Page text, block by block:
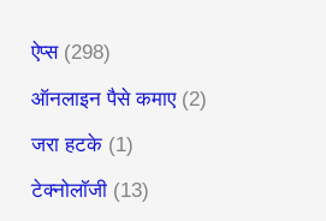
ऐप्स(298)
ऑनलाइन पैसे कमाए(2)
जरा हटके (1)
टेक्नोलॉजी (13)